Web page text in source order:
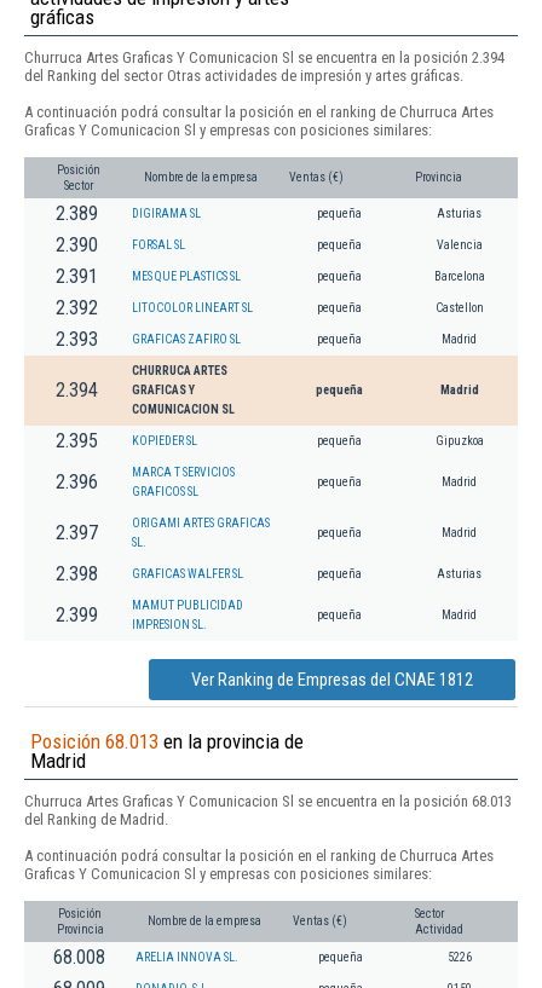
gráficas
Churruca Artes Graficas Y Comunicacion Sl se encuentra en la posición 2.394
del Ranking del sector Otras actividades de impresión y artes gráficas.
A continuación podrá consultar la posición en el ranking de Churruca Artes
Graficas Y Comunicacion Sl y empresas con posiciones similares:
Posición
Sector
Nombre de la empresa Ventas (€) Provincia
2.389 DIGIRAMA SL pequeña Asturias
2.390 FORSAL SL pequeña Valencia
2.391 MES QUE PLASTICS SL pequeña Barcelona
2.392 LITOCOLOR LINEART SL pequeña Castellon
2.393 GRAFICAS ZAFIRO SL pequeña Madrid
2.394
CHURRUCA ARTES
GRAFICAS Y
COMUNICACION SL
pequeña Madrid
2.395 KOPIEDER SL pequeña Gipuzkoa
2.396
MARCA T SERVICIOS
GRAFICOS SL
pequeña Madrid
2.397
ORIGAMI ARTES GRAFICAS
SL.
pequeña Madrid
2.398 GRAFICAS WALFER SL pequeña Asturias
2.399
MAMUT PUBLICIDAD
IMPRESION SL.
pequeña Madrid
Ver Ranking de Empresas del CNAE 1812
Posición 68.013 en la provincia de
Madrid
Churruca Artes Graficas Y Comunicacion Sl se encuentra en la posición 68.013
del Ranking de Madrid.
A continuación podrá consultar la posición en el ranking de Churruca Artes
Graficas Y Comunicacion Sl y empresas con posiciones similares:
Posición
Provincia
Nombre de la empresa Ventas (€)
Sector
Actividad
68.008 ARELIA INNOVA SL. pequeña 5226